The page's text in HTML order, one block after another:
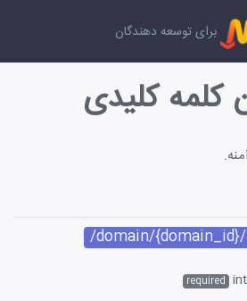
برای توسعه دهندگان
کلیدی
/domain/
required